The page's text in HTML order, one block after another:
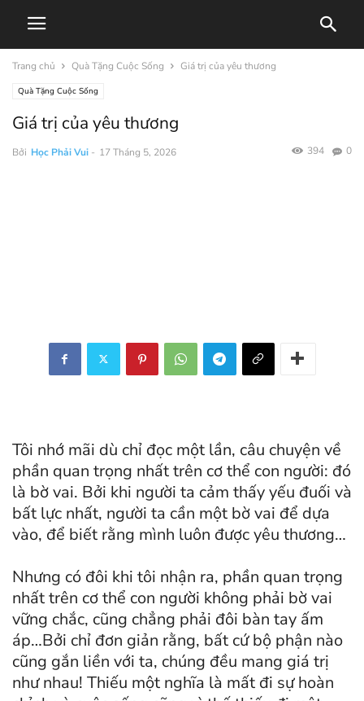
Trang chủ Quà Tặng Cuộc Sống Giá trị của yêu thương
Quà Tặng Cuộc Sống
Giá trị của yêu thương
Bởi Học Phải Vui - 17 Tháng 5, 2026 0
394
Tôi nhớ mãi dù chỉ đọc một lần, câu chuyện về
phần quan trọng nhất trên cơ thể con người: đó
là bờ vai. Bởi khi người ta cảm thấy yếu đuối và
bất lực nhất, người ta cần một bờ vai để dựa
vào, để biết rằng mình luôn được yêu thương…
Nhưng có đôi khi tôi nhận ra, phần quan trọng
nhất trên cơ thể con người không phải bờ vai
vững chắc, cũng chẳng phải đôi bàn tay ấm
áp…Bởi chỉ đơn giản rằng, bất cứ bộ phận nào
cũng gắn liền với ta, chúng đều mang giá trị
như nhau! Thiếu một nghĩa là mất đi sự hoàn